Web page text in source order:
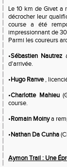
Le 10 km de Givet a
décrocher leur
course a été
impressionnant de
Parmi les coureurs
•Sébastien Nautrez
d'arrivée.
•Hugo Ranve,
•Charlotte Mahieu
course.
•Romain Moinya
•Nathan Da Cunha
Aymon Trail : Une